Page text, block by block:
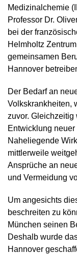
Medizinalchemie
Professor Dr.
bei der
Helmholtz
gemeinsamen
Hannover
Der Bedarf an
Volkskrankheiten,
zuvor. Gleichzeitig
Entwicklung
Naheliegende
mittlerweile
Ansprüche an
und Vermeidung
Um angesichts
beschreiten zu
München seinen
Deshalb wurde
Hannover